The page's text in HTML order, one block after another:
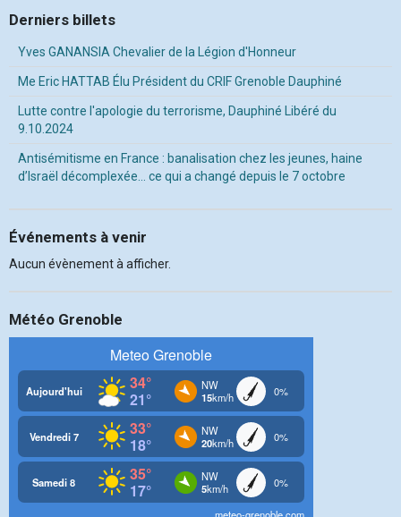
Derniers billets
Yves GANANSIA Chevalier de la Légion d'Honneur
Me Eric HATTAB Élu Président du CRIF Grenoble Dauphiné
Lutte contre l'apologie du terrorisme, Dauphiné Libéré du
9.10.2024
Antisémitisme en France : banalisation chez les jeunes, haine
d’Israël décomplexée… ce qui a changé depuis le 7 octobre
Événements à venir
Aucun évènement à afficher.
Météo Grenoble